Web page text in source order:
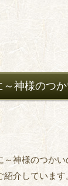
神様のつ
神様のつかい
介しています